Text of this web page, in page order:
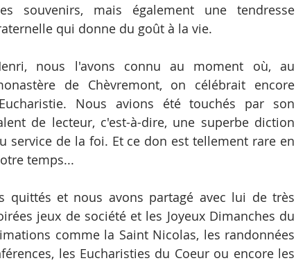
souvenirs, mais également une tendresse
qui donne du goût à la vie.
nous l'avons connu au moment où, au
de Chèvremont, on célébrait encore
Nous avions été touchés par son
de lecteur, c'est-à-dire, une superbe diction
service de la foi. Et ce don est tellement rare en
temps...
quittés et nous avons partagé avec lui de très
jeux de société et les Joyeux Dimanches du
comme la Saint Nicolas, les randonnées
les Eucharisties du Coeur ou encore les